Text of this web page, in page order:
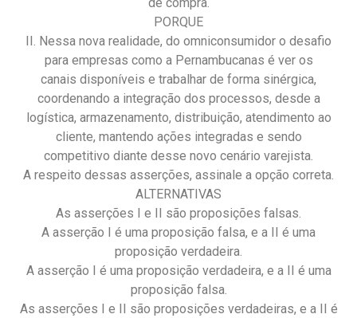
de compra.
PORQUE
II. Nessa nova realidade, do omniconsumidor o desafio
para empresas como a Pernambucanas é ver os
canais disponíveis e trabalhar de forma sinérgica,
coordenando a integração dos processos, desde a
logística, armazenamento, distribuição, atendimento ao
cliente, mantendo ações integradas e sendo
competitivo diante desse novo cenário varejista.
A respeito dessas asserções, assinale a opção correta.
ALTERNATIVAS
As asserções I e II são proposições falsas.
A asserção I é uma proposição falsa, e a II é uma
proposição verdadeira.
A asserção I é uma proposição verdadeira, e a II é uma
proposição falsa.
As asserções I e II são proposições verdadeiras, e a II é